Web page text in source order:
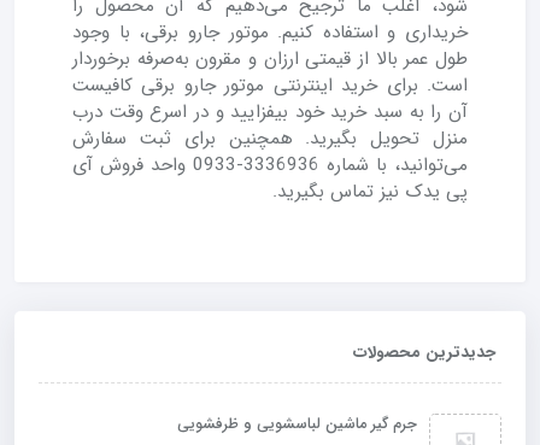
شود، اغلب ما ترجیح می‌دهیم که آن محصول را
خریداری و استفاده کنیم. موتور جارو برقی، با وجود
طول عمر بالا از قیمتی ارزان و مقرون به‌صرفه برخوردار
است. برای خرید اینترنتی موتور جارو برقی کافیست
آن را به سبد خرید خود بیفزایید و در اسرع وقت درب
منزل تحویل بگیرید. همچنین برای ثبت سفارش
می‌توانید، با شماره 3336936-0933 واحد فروش آی
پی یدک نیز تماس بگیرید.
جدیدترین محصولات
جرم گیر ماشین لباسشویی و ظرفشویی